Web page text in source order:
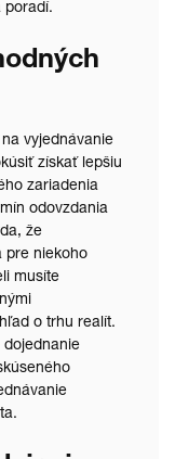
poradí.
vyjednávanie
získať lepšiu
zariadenia
odovzdania
že
pre niekoho
musíte
o trhu realít.
dojednanie